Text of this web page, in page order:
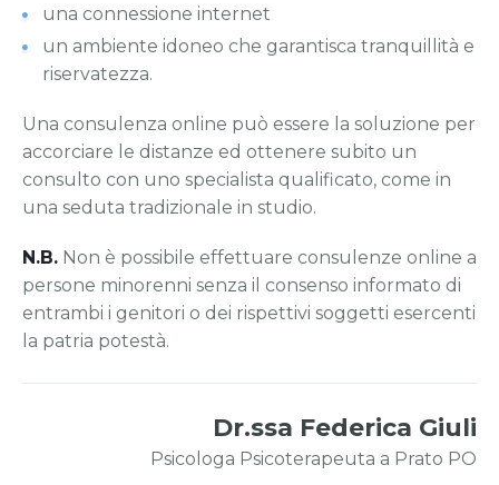
una connessione internet
un ambiente idoneo che garantisca tranquillità e
riservatezza.
Una consulenza online può essere la soluzione per
accorciare le distanze ed ottenere subito un
consulto con uno specialista qualificato, come in
una seduta tradizionale in studio.
N.B. Non è possibile effettuare consulenze online a
persone minorenni senza il consenso informato di
entrambi i genitori o dei rispettivi soggetti esercenti
la patria potestà.
Dr.ssa Federica Giuli
Psicologa Psicoterapeuta a Prato PO